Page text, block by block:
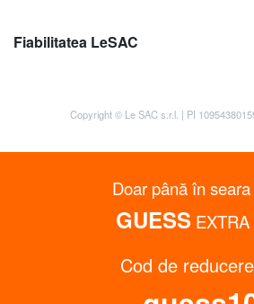
Obține până la 15% reducere
Fiabilitatea LeSAC
Copyright © Le SAC s.r.l. | PI
Doar până în
GUESSEXTRA
Cod de reducere